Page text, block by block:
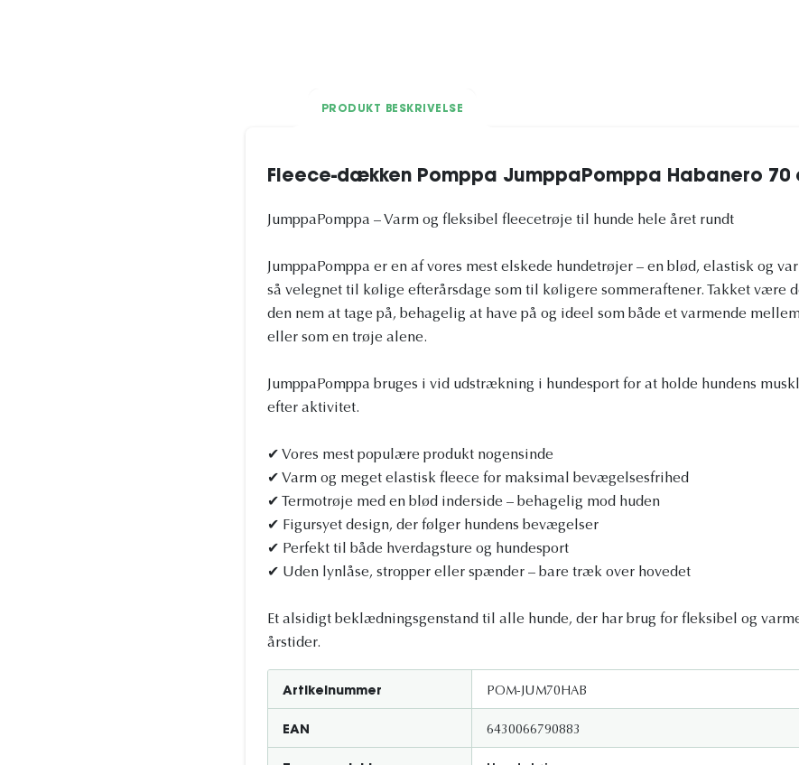
PRODUKT BESKRIVELSE
Fleece-dækken Pomppa JumppaPomppa Habanero 70
JumppaPomppa – Varm og fleksibel fleecetrøje til hunde hele året rundt
JumppaPomppa er en af ​​vores mest elskede hundetrøjer – en blød, elastisk og
så velegnet til kølige efterårsdage som til køligere sommeraftener. Takket være
den nem at tage på, behagelig at have på og ideel som både et varmende
eller som en trøje alene.
JumppaPomppa bruges i vid udstrækning i hundesport for at holde hundens
efter aktivitet.
✔ Vores mest populære produkt nogensinde
✔ Varm og meget elastisk fleece for maksimal bevægelsesfrihed
✔ Termotrøje med en blød inderside – behagelig mod huden
✔ Figursyet design, der følger hundens bevægelser
✔ Perfekt til både hverdagsture og hundesport
✔ Uden lynlåse, stropper eller spænder – bare træk over hovedet
Et alsidigt beklædningsgenstand til alle hunde, der har brug for fleksibel og
årstider.
Artikelnummer POM-JUM70HAB
EAN 6430066790883